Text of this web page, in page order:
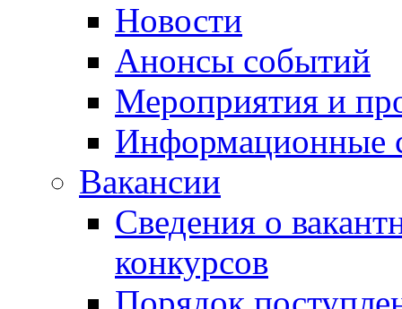
Новости
Анонсы событий
Мероприятия и
Информационные
Вакансии
Сведения о
конкурсов